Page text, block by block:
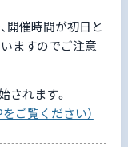
開催時間が初日と
いますのでご注意
されます。
ご覧ください）